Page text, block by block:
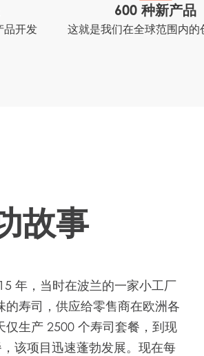
品开发
600 种新产品
这就是我们在全球范围内的
故事
年，当时在波兰的一家小工厂
寿司，供应给零售商在欧洲各
生产 2500 个寿司套餐，到现
该项目迅速蓬勃发展。现在每